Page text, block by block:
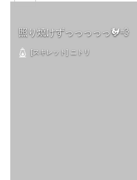
照り焼けずっっっっっ🐓💨
[スキレット] ニトリ